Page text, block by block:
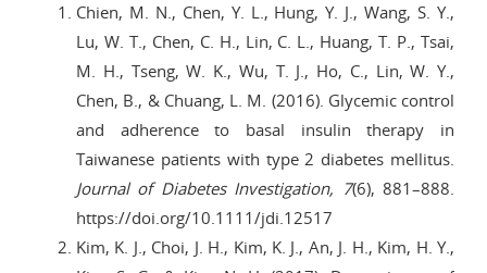
Chien, M. N., Chen, Y. L., Hung, Y. J., Wang, S. Y.,
Lu, W. T., Chen, C. H., Lin, C. L., Huang, T. P., Tsai,
M. H., Tseng, W. K., Wu, T. J., Ho, C., Lin, W. Y.,
Chen, B., & Chuang, L. M. (2016). Glycemic control
and adherence to basal insulin therapy in
Taiwanese patients with type 2 diabetes mellitus.
Journal of Diabetes Investigation, 7(6), 881–888.
https://doi.org/10.1111/jdi.12517
Kim, K. J., Choi, J. H., Kim, K. J., An, J. H., Kim, H. Y.,